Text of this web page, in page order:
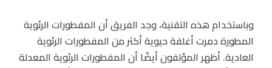
وباستخدام هذه التقنية، وجد الفريق أن المفطورات الرئوية
المطورة دمرت أغلفة حيوية أكثر من المفطورات الرئوية
العادية. أظهر المؤلفون أيضًا أن المفطورات الرئوية المعدلة